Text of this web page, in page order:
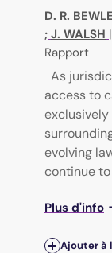
D. R.
; J. WALSH |
Rapport
As
access to
evolving
continue to
Plus d'info
Ajouter à